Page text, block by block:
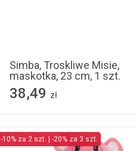
Simba, Troskliwe Misie,
maskotka, 23 cm, 1 szt.
38,49 zł
-10% za 2 szt. | -20% za 3 szt.